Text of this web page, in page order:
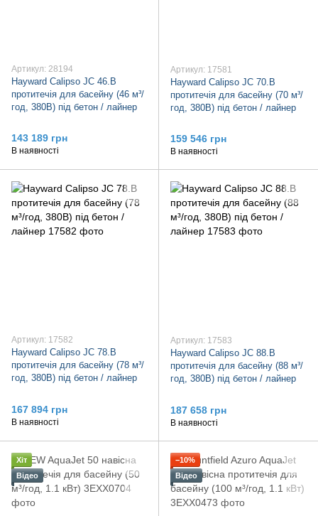
Артикул: 28194
Hayward Calipso JC 46.B
протитечія для басейну (46 м³/
год, 380В) під бетон / лайнер
143 189 грн
В наявності
Артикул: 17581
Hayward Calipso JC 70.B
протитечія для басейну (70 м³/
год, 380В) під бетон / лайнер
159 546 грн
В наявності
Артикул: 17582
Hayward Calipso JC 78.B
протитечія для басейну (78 м³/
год, 380В) під бетон / лайнер
167 894 грн
В наявності
Артикул: 17583
Hayward Calipso JC 88.B
протитечія для басейну (88 м³/
год, 380В) під бетон / лайнер
187 658 грн
В наявності
Хіт
Відео
−10%
Відео